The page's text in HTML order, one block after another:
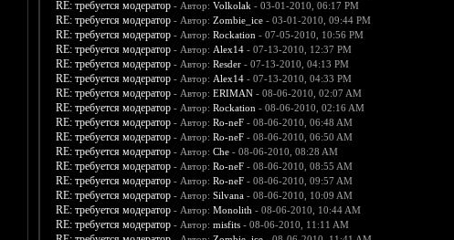
RE: требуется модератор - Автор: Volkolak - 03-01-2010, 06:17 PM
RE: требуется модератор - Автор: Zombie_ice- 03-01-2010, 09:44 PM
RE: требуется модератор - Автор: Rockation - 07-05-2010, 10:56 PM
RE: требуется модератор - Автор: Alex14- 07-13-2010, 12:37 PM
RE: требуется модератор - Автор: Resder- 07-13-2010, 04:13 PM
RE: требуется модератор - Автор: Alex14- 07-13-2010, 04:33 PM
RE: требуется модератор - Автор: ERIMAN- 08-06-2010, 02:07 AM
RE: требуется модератор - Автор: Rockation - 08-06-2010, 02:16 AM
RE: требуется модератор - Автор: Ro-neF- 08-06-2010, 06:48 AM
RE: требуется модератор - Автор: Ro-neF- 08-06-2010, 06:50 AM
RE: требуется модератор - Автор: Che- 08-06-2010, 08:28 AM
RE: требуется модератор - Автор: Ro-neF- 08-06-2010, 08:55 AM
RE: требуется модератор - Автор: Ro-neF- 08-06-2010, 09:57 AM
RE: требуется модератор - Автор: Silvana- 08-06-2010, 10:09 AM
RE: требуется модератор - Автор: Monolith - 08-06-2010, 10:44 AM
RE: требуется модератор - Автор: misfits- 08-06-2010, 11:11 AM